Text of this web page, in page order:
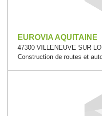
EUROVIA AQUITAINE
47300 VILLENEUVE-SUR-
Construction de routes et